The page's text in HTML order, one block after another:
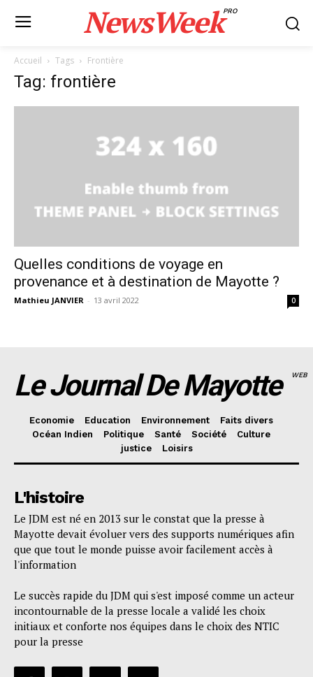
NewsWeekPRO
Accueil Tags Frontière
Tag: frontière
Quelles conditions de voyage en
provenance et à destination de Mayotte ?
Mathieu JANVIER - 13 avril 2022 0
Le Journal De Mayotte WEB
Economie Education Environnement
Faits divers
Océan Indien
Politique Santé Société
Culture
justice
Loisirs
L'histoire
Le JDM est né en 2013 sur le constat que la presse à
Mayotte devait évoluer vers des supports numériques afin
que que tout le monde puisse avoir facilement accès à
l'information
Le succès rapide du JDM qui s'est imposé comme un acteur
incontournable de la presse locale a validé les choix
initiaux et conforte nos équipes dans le choix des NTIC
pour la presse